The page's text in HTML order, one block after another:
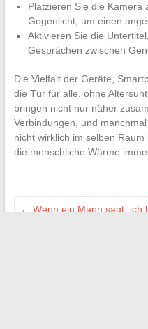
Platzieren Sie die Kamera
Gegenlicht, um einen
Aktivieren Sie die
Gesprächen zwischen
Die Vielfalt der Geräte,
die Tür für alle, ohne
bringen nicht nur näher
Verbindungen, und
nicht wirklich im selben
die menschliche Wärme
← Wenn ein Mann sagt, ich